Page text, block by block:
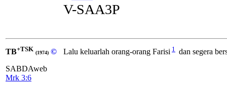
V-SAA3P
TB+TSK (1974) ©
SABDAweb
Mrk 3:6
Lalu keluarlah orang-orang Farisi 1 dan segera